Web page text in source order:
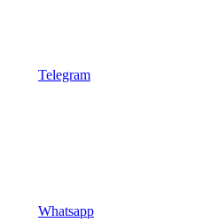
Telegram
Whatsapp